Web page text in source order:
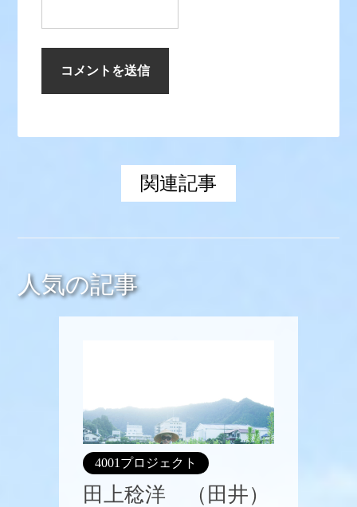
関連記事
人気の記事
4001プロジェクト
田上稔洋 （田井）